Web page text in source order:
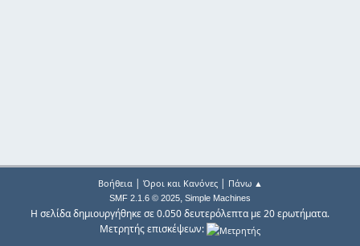
Βοήθεια| Όροι και Κανόνες| Πάνω ▲
SMF 2.1.6 © 2025, Simple Machines
Η σελίδα δημιουργήθηκε σε 0.050 δευτερόλεπτα με 20 ερωτήματα.
Μετρητής επισκέψεων: